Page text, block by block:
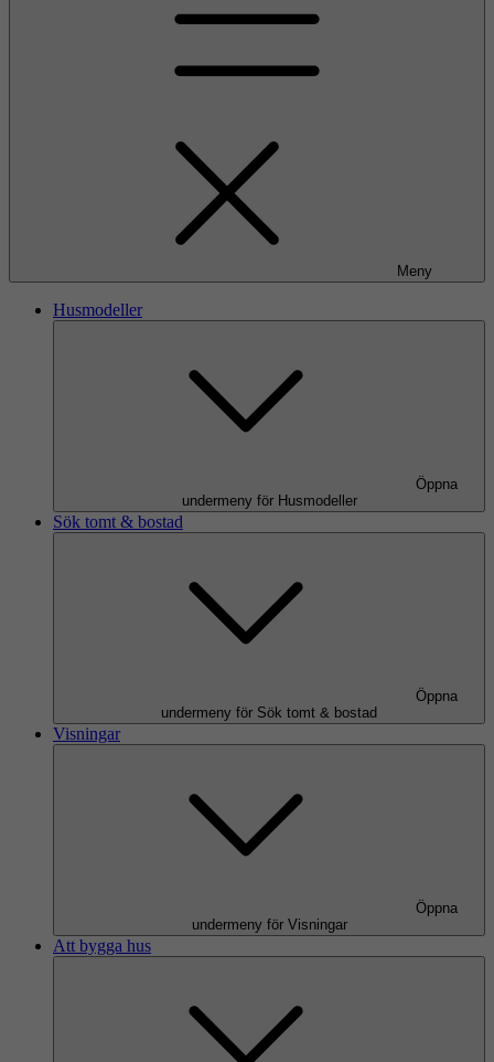
Meny
Husmodeller
Öppna
undermeny för Husmodeller
Sök tomt & bostad
Öppna
undermeny för Sök tomt & bostad
Visningar
Öppna
undermeny för Visningar
Att bygga hus